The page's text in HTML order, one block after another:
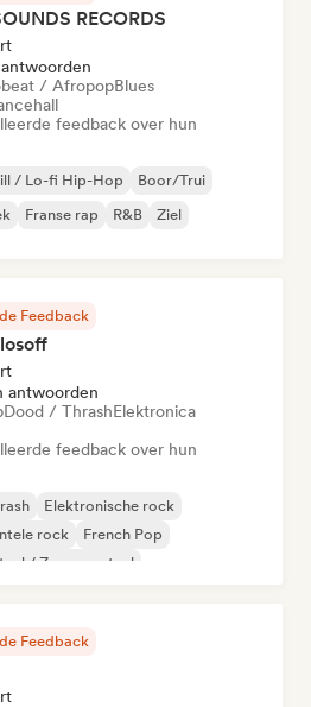
RECORDS
/ AfropopBlues
feedback over hun
/ Lo-fi Hip-Hop
Boor/Trui
Franse rap R&B Ziel
Feedback
antwoorden
Dood / ThrashElektronica
feedback over hun
Elektronische rock
rock
French Pop
/ Zwaar metaal
Feedback